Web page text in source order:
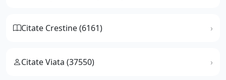
Citate Crestine (6161)
Citate Viata (37550)